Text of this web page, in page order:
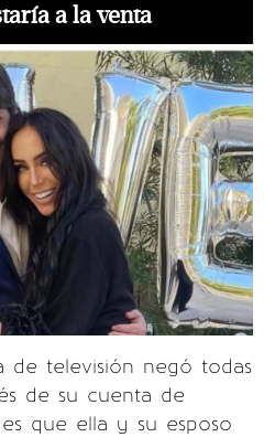
a la venta
de televisión negó todas
de su cuenta de
que ella y su esposo